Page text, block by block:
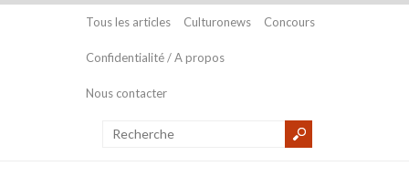
Tous les articles Culturonews Concours
Confidentialité / A propos
Nous contacter